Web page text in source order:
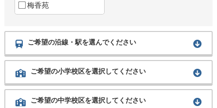
梅香苑
ご希望の沿線・駅を選んでください
ご希望の小学校区を選択してください
ご希望の中学校区を選択してください